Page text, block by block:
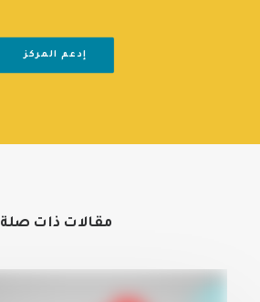
إدعم المركز
مقالات ذات صلة